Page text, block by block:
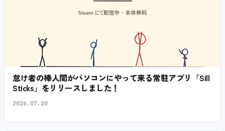
怠け者の棒人間がパソコンにやって来る常駐アプリ「Sill
Sticks」をリリースしました！
2026.07.20